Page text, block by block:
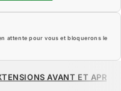
attente pour vous et bloquerons le
AVANT ET APRÈS